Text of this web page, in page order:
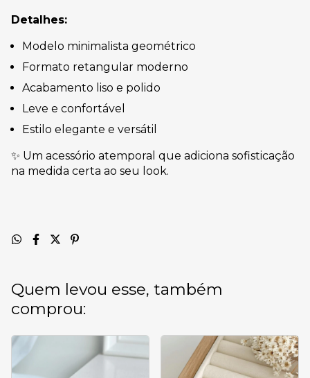
Detalhes:
Modelo minimalista geométrico
Formato retangular moderno
Acabamento liso e polido
Leve e confortável
Estilo elegante e versátil
✨ Um acessório atemporal que adiciona sofisticação
na medida certa ao seu look.
Quem levou esse, também
comprou: